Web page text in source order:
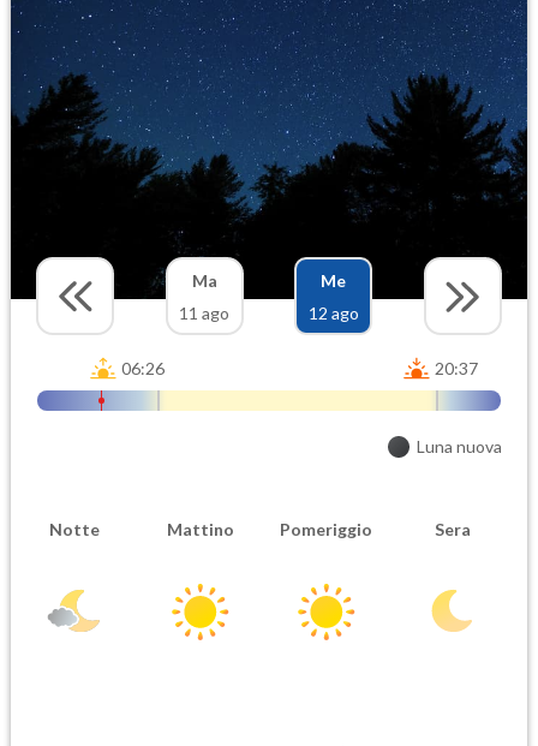
Ma
11 ago
Me
12 ago
06:26 20:37
Luna nuova
Notte Mattino Pomeriggio Sera